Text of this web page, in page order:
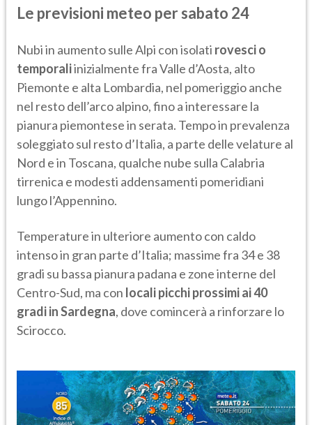
Le previsioni meteo per sabato 24
Nubi in aumento sulle Alpi con isolati rovesci o
temporaliinizialmente fra Valle d’Aosta, alto
Piemonte e alta Lombardia, nel pomeriggio anche
nel resto dell’arco alpino, fino a interessare la
pianura piemontese in serata. Tempo in prevalenza
soleggiato sul resto d’Italia, a parte delle velature al
Nord e in Toscana, qualche nube sulla Calabria
tirrenica e modesti addensamenti pomeridiani
lungo l’Appennino.
Temperature in ulteriore aumento con caldo
intenso in gran parte d’Italia; massime fra 34 e 38
gradi su bassa pianura padana e zone interne del
Centro-Sud, ma con locali picchi prossimi ai 40
gradi in Sardegna, dove comincerà a rinforzare lo
Scirocco.